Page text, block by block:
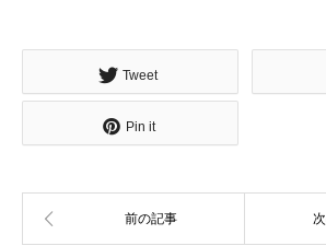
Tweet
Pin it